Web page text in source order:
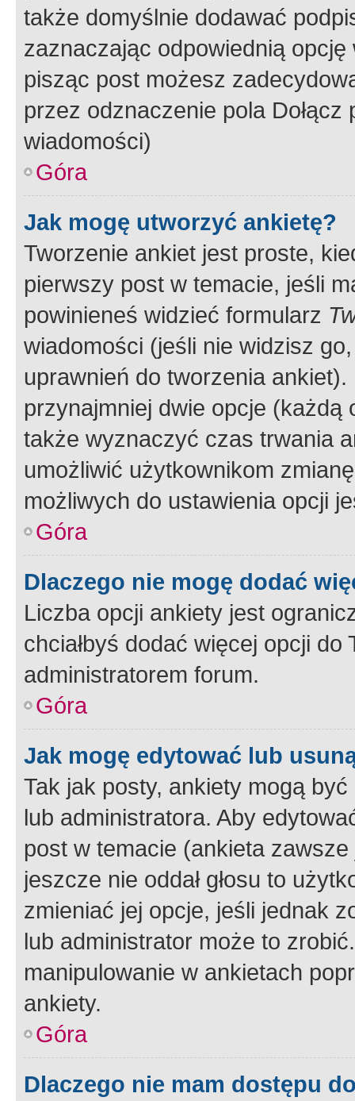
także domyślnie dodawać
zaznaczając odpowiednią
pisząc post możesz
przez odznaczenie pola
wiadomości)
Góra
Jak mogę utworzyć ankietę?
Tworzenie ankiet jest proste,
pierwszy post w temacie, jeśli
powinieneś widzieć formularz
wiadomości (jeśli nie widzisz
uprawnień do tworzenia
przynajmniej dwie opcje
także wyznaczyć czas trwania
umożliwić użytkownikom
możliwych do ustawienia opcji
Góra
Dlaczego nie mogę dodać
Liczba opcji ankiety jest
chciałbyś dodać więcej opcji
administratorem forum.
Góra
Jak mogę edytować lub
Tak jak posty, ankiety mogą
lub administratora. Aby
post w temacie (ankieta
jeszcze nie oddał głosu to
zmieniać jej opcje, jeśli jednak
lub administrator może to
manipulowanie w ankietach
ankiety.
Góra
Dlaczego nie mam dostępu